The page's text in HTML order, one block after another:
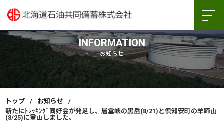
INFORMATION
お知らせ
トップ
お知らせ
新たにﾄﾚｯｷﾝｸﾞ同好会が発足し、層雲峡の黒岳(8/21)と倶知安町の羊蹄山
(8/25)に登山しました。